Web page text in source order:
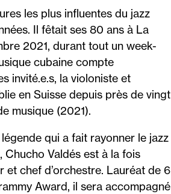
les plus influentes du jazz
Il fêtait ses 80 ans à La
2021, durant tout un week-
cubaine compte
invité.e.s, la violoniste et
en Suisse depuis près de vingt
musique (2021).
qui a fait rayonner le jazz
Chucho Valdés est à la fois
et chef d’orchestre. Lauréat de 6
Award, il sera accompagné